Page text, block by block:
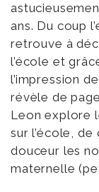
ans. Du coup
retrouve à
l’école et
l’impression
révèle de
Leon explore
sur l’école,
douceur les
maternelle